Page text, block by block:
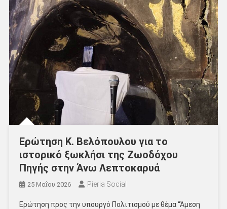
Ερώτηση Κ. Βελόπουλου για το
ιστορικό ξωκλήσι της Ζωοδόχου
Πηγής στην Άνω Λεπτοκαρυά
25 Μαΐου 2026 Pieria Social
Ερώτηση προς την υπουργό Πολιτισμού με θέμα “Άμεση